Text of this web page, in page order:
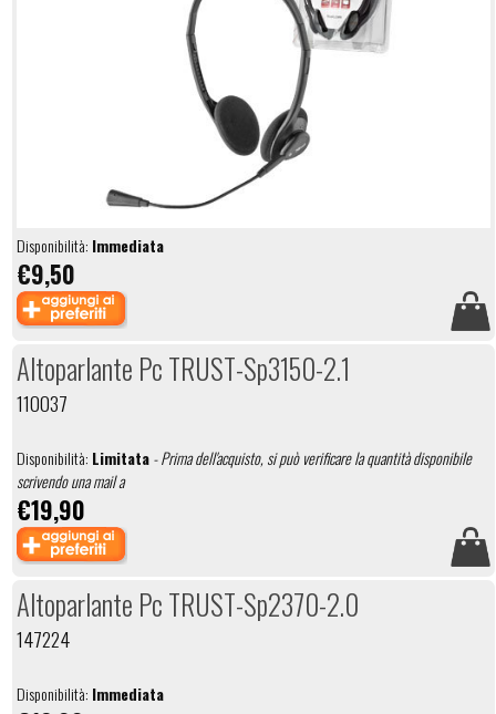
Disponibilità: Immediata
€9,50
Altoparlante Pc TRUST-Sp3150-2.1
110037
Disponibilità: Limitata- Prima dell'acquisto, si può verificare la quantità disponibile
scrivendo una mail a
€19,90
Altoparlante Pc TRUST-Sp2370-2.0
147224
Disponibilità: Immediata